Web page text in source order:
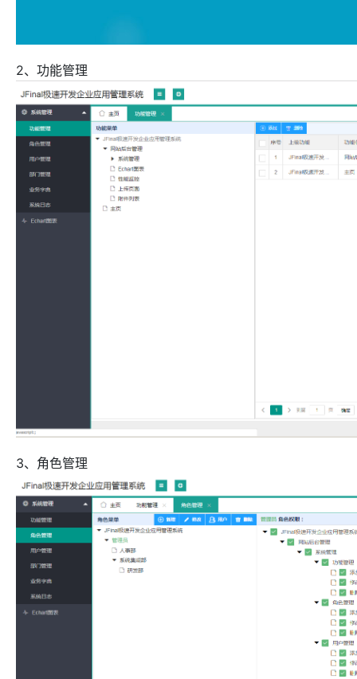
2、功能管理
3、角色管理